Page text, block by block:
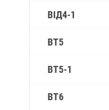
ВІД4-1
ВТ5
ВТ5-1
ВТ6